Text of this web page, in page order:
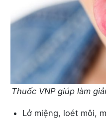
Thuốc VNP giúp làm
Lở miệng, loét môi,